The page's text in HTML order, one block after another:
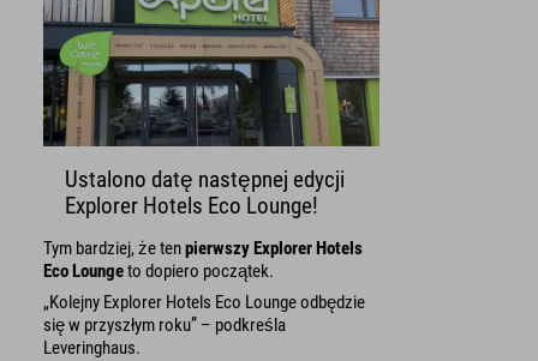
Ustalono datę następnej edycji
Explorer Hotels Eco Lounge!
Tym bardziej, że tenpierwszy Explorer Hotels
Eco Loungeto dopiero początek.
„Kolejny Explorer Hotels Eco Lounge odbędzie
się w przyszłym roku” – podkreśla
Leveringhaus.